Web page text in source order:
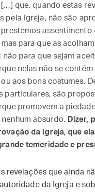
[…] que, quando estas
pela Igreja, não são
prestemos assentimento
mas para que as
não para que sejam
nelas não se contém
aos bons costumes.
particulares, são
promovem a
absurdo. Dizer,
da Igreja, que
temeridade e
revelações que ainda
da Igreja e